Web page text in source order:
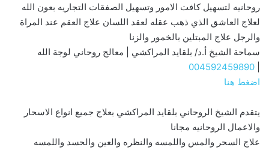
روحانيه لتسهيل كافت الامور وتسهيل الصفقات التجاريه بعون الله
لعلاج العاشق الذي ذهب عقله لعقد اللسان علاج العقم عند المراة
والرجل علاج المبتلين بالخمور والزنا
سماحة الشيخ أ.د/ بلقايد المراكشي | معالج روحاني لوجة الله
004592459890
اضغط هنا
يتقدم الشيخ الروحاني بلقايد المراكشي بعلاج جميع انواع الاسحار
والاعمال الروحانيه مجانا
علاج السحر والمس واللمسه والنظره والعين والحسد واللمسه